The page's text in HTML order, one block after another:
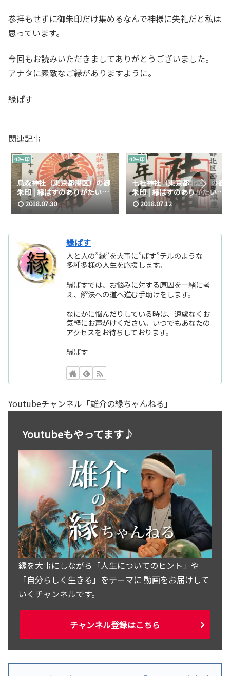
参拝もせずに御朱印だけ集めるなんで神様に失礼だと私は
思っています。
今回もお読みいただきましてありがとうございました。
アナタに素敵なご縁がありますように。
縁ぱす
関連記事
御朱印
烏森神社（東京都港区）の御
朱印 | 縁ぱすのありがたい御
朱印2018.07.30
御朱印
七社神社（東京都北区）の御
朱印 | 縁ぱすのありがたい御
朱印2018.07.12
縁ぱす
人と人の”縁”を大事に”ぱす”テルのような
多種多様の人生を応援します。
縁ぱすでは、お悩みに対する原因を一緒に考
え、解決への道へ進む手助けをします。
なにかに悩んだりしている時は、遠慮なくお
気軽にお声がけください。いつでもあなたの
アクセスをお待ちしております。
縁ぱす
Youtubeチャンネル「雄介の縁ちゃんねる」
Youtubeもやってます♪
縁を大事にしながら「人生についてのヒント」や
「自分らしく生きる」をテーマに 動画をお届けして
いくチャンネルです。
チャンネル登録はこちら